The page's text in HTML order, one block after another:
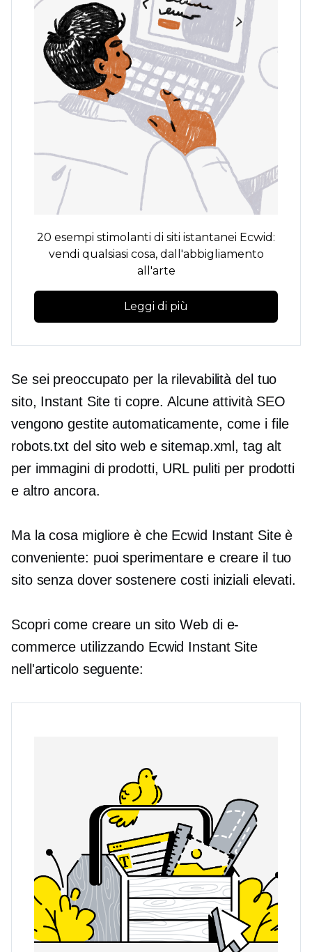
20 esempi stimolanti di siti istantanei Ecwid:
vendi qualsiasi cosa, dall'abbigliamento
all'arte
Leggi di più
Se sei preoccupato per la rilevabilità del tuo
sito, Instant Site ti copre. Alcune attività SEO
vengono gestite automaticamente, come i file
robots.txt del sito web e sitemap.xml,tag alt
per immagini di prodotti, URL puliti per prodotti
e altro ancora.
Ma la cosa migliore è che Ecwid Instant Site è
conveniente: puoi sperimentare e creare il tuo
sito senza dover sostenere costi iniziali elevati.
Scopri come creare un sito Web di e-
commerce utilizzando Ecwid Instant Site
nell'articolo seguente: